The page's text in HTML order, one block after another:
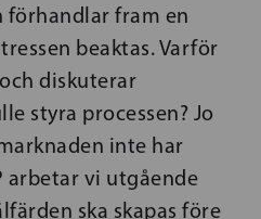
förhandlar fram en
beaktas. Varför
diskuterar
styra processen? Jo
inte har
arbetar vi utgående
ska skapas före